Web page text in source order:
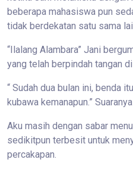
beberapa mahasiswa pun
tidak berdekatan satu sama
“Ilalang Alambara” Jani
yang telah berpindah tangan
“ Sudah dua bulan ini, benda
kubawa kemanapun.”
Aku masih dengan sabar
sedikitpun terbesit untuk
percakapan.